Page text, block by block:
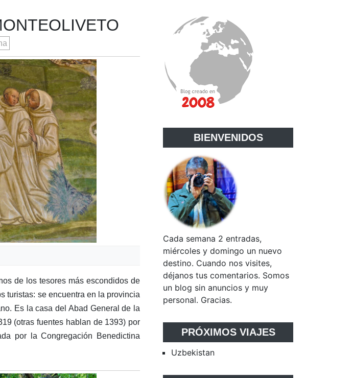
de los tesores más escondidos de
turistas: se encuentra en la provincia
Es la casa del Abad General de la
(otras fuentes hablan de 1393) por
por la Congregación Benedictina
BIENVENIDOS
Cada semana 2 entradas,
miércoles y domingo un nuevo
destino. Cuando nos visites,
déjanos tus comentarios. Somos
un blog sin anuncios y muy
personal. Gracias.
PRÓXIMOS VIAJES
Uzbekistan